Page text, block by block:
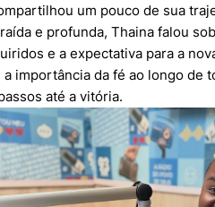
um pouco de sua
e profunda, Thaina falou
e a expectativa para a
importância da fé ao longo de
até a vitória.